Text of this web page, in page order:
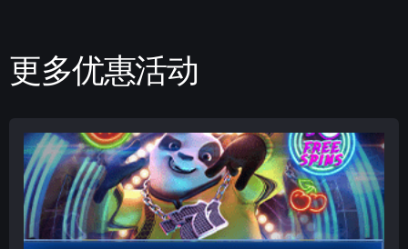
更多优惠活动